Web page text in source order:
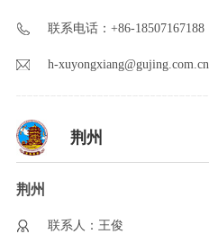
联系电话：+86-18507167188
h-xuyongxiang@gujing.com.cn
荆州
荆州
联系人：王俊